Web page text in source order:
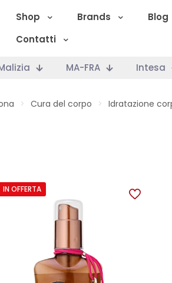
Shop Brands Blog
Contatti
MA-FRA Intesa
> Cura del corpo > Idratazione
IN OFFERTA